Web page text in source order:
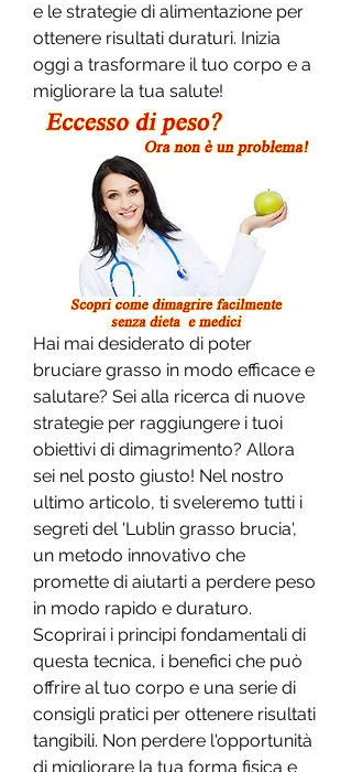
e le strategie di alimentazione per
ottenere risultati duraturi. Inizia
oggi a trasformare il tuo corpo e a
migliorare la tua salute!
Hai mai desiderato di poter
bruciare grasso in modo efficace e
salutare? Sei alla ricerca di nuove
strategie per raggiungere i tuoi
obiettivi di dimagrimento? Allora
sei nel posto giusto! Nel nostro
ultimo articolo, ti sveleremo tutti i
segreti del 'Lublin grasso brucia',
un metodo innovativo che
promette di aiutarti a perdere peso
in modo rapido e duraturo.
Scoprirai i principi fondamentali di
questa tecnica, i benefici che può
offrire al tuo corpo e una serie di
consigli pratici per ottenere risultati
tangibili. Non perdere l'opportunità
di migliorare la tua forma fisica e